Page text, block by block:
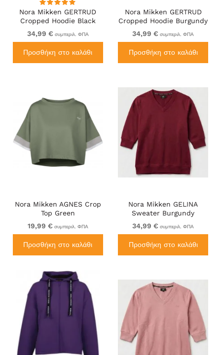
Nora Mikken GERTRUD
Cropped Hoodie Black
34,99 € συμπεριλ. ΦΠΑ
Προσθήκη στο καλάθι
Nora Mikken GERTRUD
Cropped Hoodie Burgundy
34,99 € συμπεριλ. ΦΠΑ
Προσθήκη στο καλάθι
Nora Mikken AGNES Crop
Top Green
19,99 € συμπεριλ. ΦΠΑ
Προσθήκη στο καλάθι
Nora Mikken GELINA
Sweater Burgundy
34,99 € συμπεριλ. ΦΠΑ
Προσθήκη στο καλάθι